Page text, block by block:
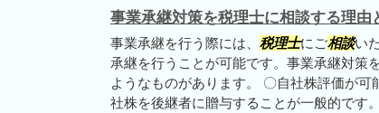
事業承継対策を税理士に相談する理由
事業承継を行う際には、 税理士にご相談い
承継を行うことが可能です。事業承継対策
ようなものがあります。 〇自社株評価が
社株を後継者に贈与することが一般的です